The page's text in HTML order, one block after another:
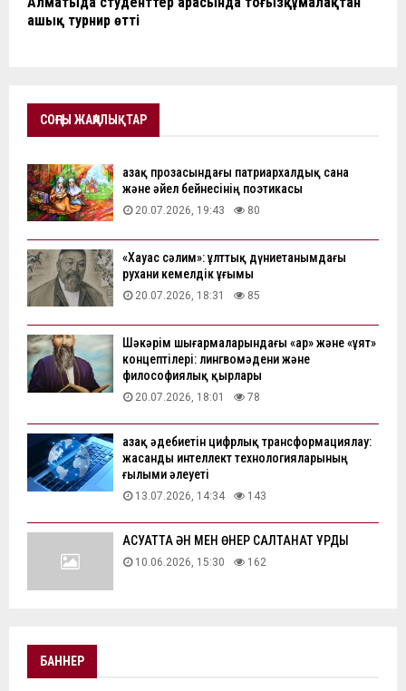
ашық турнир өтті
СОҢҒЫ ЖАҢАЛЫҚТАР
Қазақ прозасындағы патриархалдық сана
және әйел бейнесінің поэтикасы
20.07.2026, 19:43 80
«Хауас сәлим»: ұлттық дүниетанымдағы
рухани кемелдік ұғымы
20.07.2026, 18:31 85
Шәкәрім шығармаларындағы «ар» және «ұят»
концептілері: лингвомәдени және
философиялық қырлары
20.07.2026, 18:01 78
Қазақ әдебиетін цифрлық трансформациялау:
жасанды интеллект технологияларының
ғылыми әлеуеті
13.07.2026, 14:34 143
АҚСУАТТА ӘН МЕН ӨНЕР САЛТАНАТ ҚҰРДЫ
10.06.2026, 15:30 162
БАННЕР